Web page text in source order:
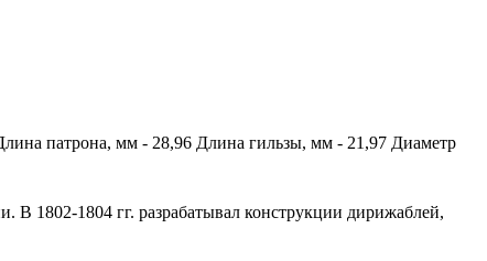
патрона, мм - 28,96 Длина гильзы, мм - 21,97 Диаметр
1802-1804 гг. разрабатывал конструкции дирижаблей,